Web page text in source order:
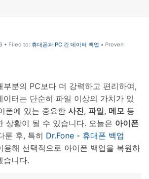
• Filed to: 휴대폰과 PC 간 데이터 백업 • Proven
부분의 PC보다 더 강력하고 편리하여,
이터는 단순히 파일 이상의 가치가 있
폰에 있는 중요한 사진, 파일, 메모 등
상황이 될 수 있습니다. 오늘은 아이폰
룬 후, 특히 Dr.Fone - 휴대폰 백업
용해 선택적으로 아이폰 백업을 복원하
습니다.